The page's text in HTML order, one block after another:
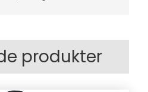
produkter